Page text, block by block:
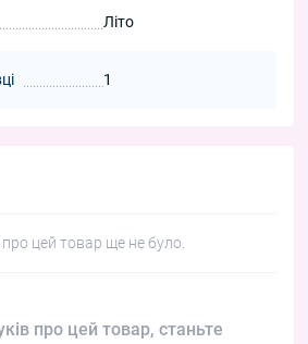
Літо
1
про цей товар ще не було.
про цей товар, станьте